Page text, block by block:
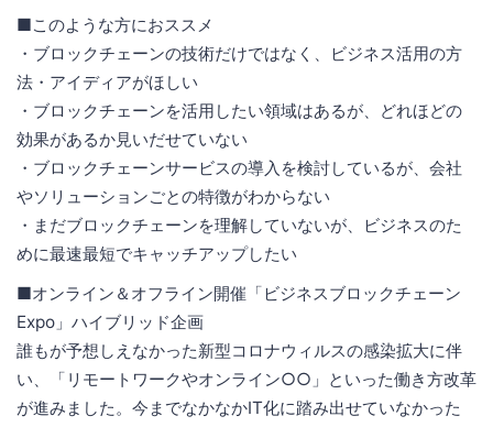
■このような方におススメ
・ブロックチェーンの技術だけではなく、ビジネス活用の方
法・アイディアがほしい
・ブロックチェーンを活用したい領域はあるが、どれほどの
効果があるか見いだせていない
・ブロックチェーンサービスの導入を検討しているが、会社
やソリューションごとの特徴がわからない
・まだブロックチェーンを理解していないが、ビジネスのた
めに最速最短でキャッチアップしたい
■オンライン＆オフライン開催「ビジネスブロックチェーン
Expo」ハイブリッド企画
誰もが予想しえなかった新型コロナウィルスの感染拡大に伴
い、「リモートワークやオンライン○○」といった働き方改革
が進みました。今までなかなかIT化に踏み出せていなかった